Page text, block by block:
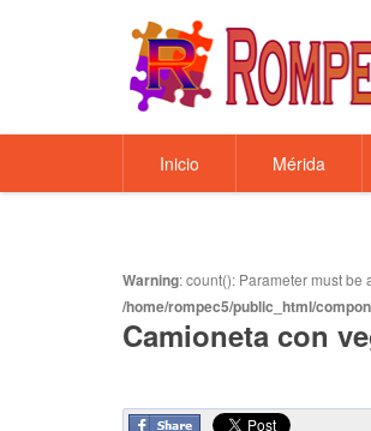
Inicio Mérida
Warning: count(): Parameter must
/home/rompec5/public_html/
Camioneta con